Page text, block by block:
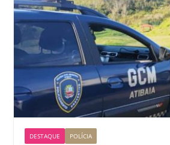
DESTAQUE POLÍCIA